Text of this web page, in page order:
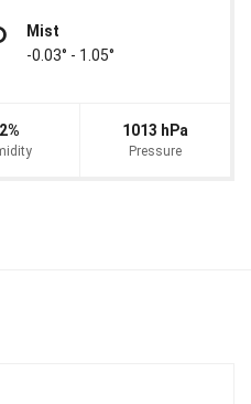
Mist
-0.03° ‐ 1.05°
1013 hPa
Pressure